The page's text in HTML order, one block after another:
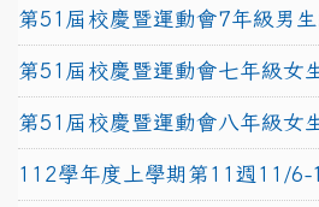
第51屆校慶暨運動會7年級男
第51屆校慶暨運動會七年級女
第51屆校慶暨運動會八年級女
112學年度上學期第11週11/6-